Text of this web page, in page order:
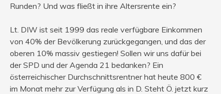
Runden? Und was fließt in ihre Altersrente ein?
Lt. DIW ist seit 1999 das reale verfügbare Einkommen
von 40% der Bevölkerung zurückgegangen, und das der
oberen 10% massiv gestiegen! Sollen wir uns dafür bei
der SPD und der Agenda 21 bedanken? Ein
österreichischer Durchschnittsrentner hat heute 800 €
im Monat mehr zur Verfügung als in D. Steht Ö. jetzt kurz